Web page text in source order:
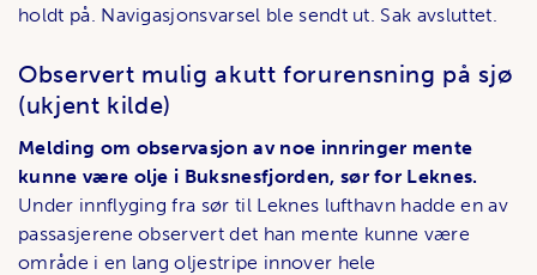
holdt på. Navigasjonsvarsel ble sendt ut. Sak avsluttet.
Observert mulig akutt forurensning på sjø
(ukjent kilde)
Melding om observasjon av noe innringer mente
kunne være olje i Buksnesfjorden, sør for Leknes.
Under innflyging fra sør til Leknes lufthavn hadde en av
passasjerene observert det han mente kunne være
område i en lang oljestripe innover hele